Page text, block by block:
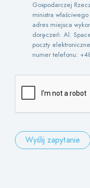
Gospodarczej
ministra
adres miejsca
doręczeń: Al.
poczty
numer telefonu:
Wyślij zapytanie